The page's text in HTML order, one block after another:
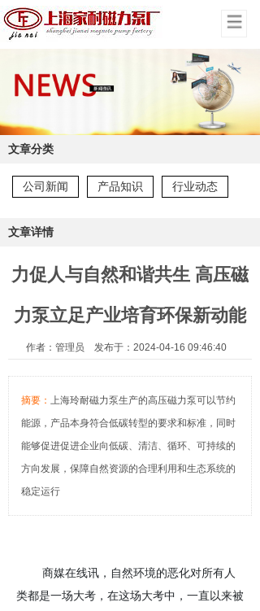
网站首页
产品展示
技术支持
非标定制
应用领域
新闻动态
联系我们
文章分类
公司新闻 产品知识 行业动态
文章详情
力促人与自然和谐共生 高压磁
力泵立足产业培育环保新动能
作者：管理员 发布于：2024-04-16 09:46:40
摘要： 上海玲耐磁力泵生产的高压磁力泵可以节约
能源，产品本身符合低碳转型的要求和标准，同时
能够促进促进企业向低碳、清洁、循环、可持续的
方向发展，保障自然资源的合理利用和生态系统的
稳定运行
商媒在线讯，自然环境的恶化对所有人
类都是一场大考，在这场大考中，一直以来被